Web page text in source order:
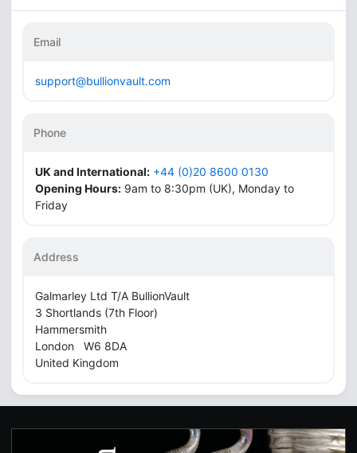
Email
support@bullionvault.com
Phone
UK and International: +44 (0)20 8600 0130
Opening Hours: 9am to 8:30pm (UK), Monday to
Friday
Address
Galmarley Ltd T/A BullionVault
3 Shortlands (7th Floor)
Hammersmith
London W6 8DA
United Kingdom